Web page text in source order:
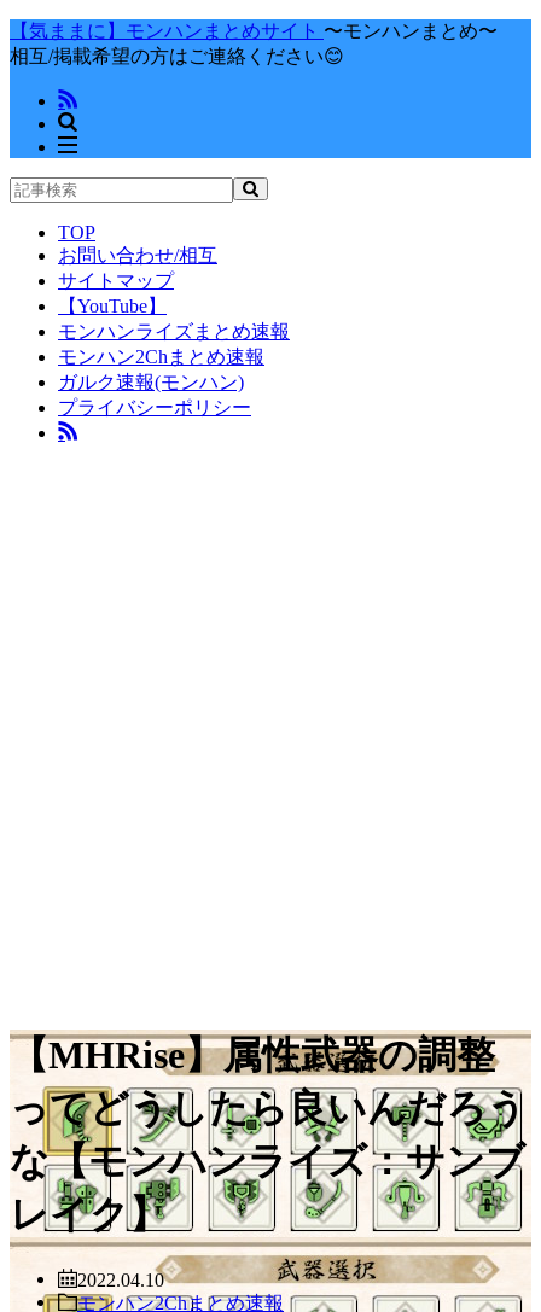
【気ままに】モンハンまとめサイト 〜モンハンまとめ〜
相互/掲載希望の方はご連絡ください😊
TOP
お問い合わせ/相互
サイトマップ
【YouTube】
モンハンライズまとめ速報
モンハン2Chまとめ速報
ガルク速報(モンハン)
プライバシーポリシー
【MHRise】属性武器の調整
ってどうしたら良いんだろう
な【モンハンライズ：サンブ
レイク】
2022.04.10
モンハン2Chまとめ速報